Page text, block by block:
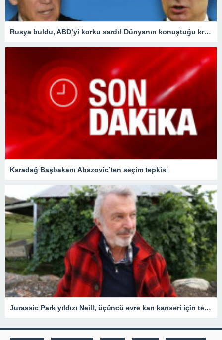
Rusya buldu, ABD’yi korku sardı! Dünyanın konuştuğu krizde kilit ülke Türkiye oldu
Karadağ Başbakanı Abazovic’ten seçim tepkisi
Jurassic Park yıldızı Neill, üçüncü evre kan kanseri için tedavi gördüğünü açıkladı